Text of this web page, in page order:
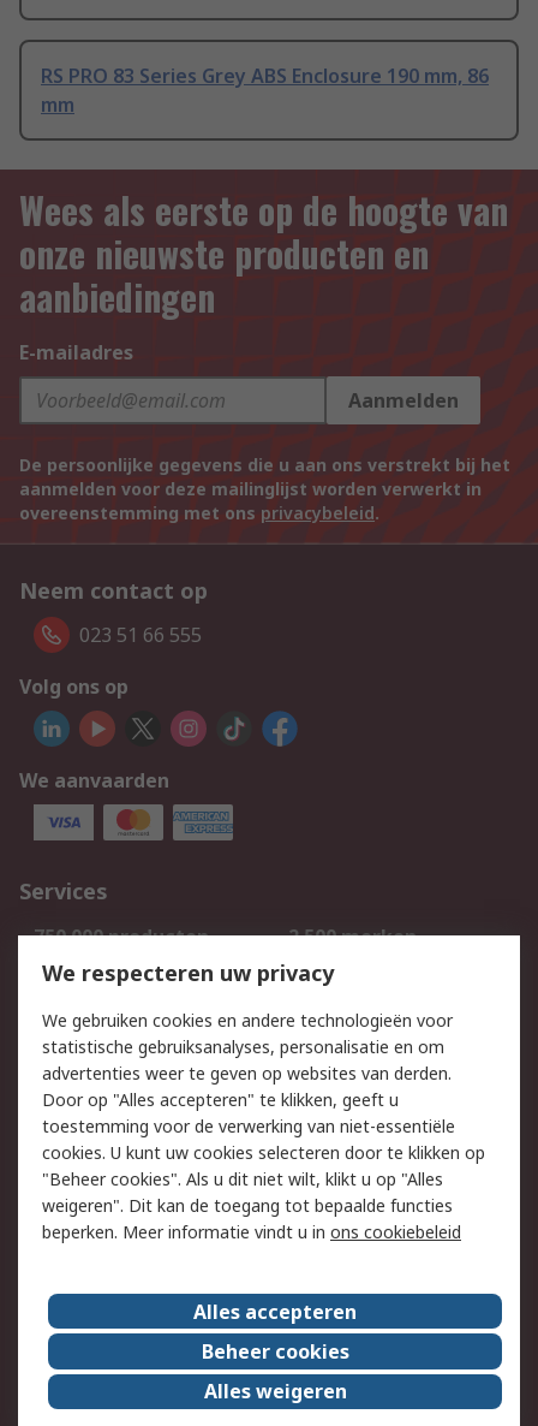
RS PRO 83 Series Grey ABS Enclosure 190 mm, 86
mm
Wees als eerste op de hoogte van
onze nieuwste producten en
aanbiedingen
E-mailadres
Aanmelden
De persoonlijke gegevens die u aan ons verstrekt bij het
aanmelden voor deze mailinglijst worden verwerkt in
overeenstemming met ons privacybeleid.
Neem contact op
023 51 66 555
Volg ons op
We aanvaarden
Services
750.000 producten
2.500 merken
Bestellen
Inkoopoplossingen
Track & Trace
Wettelijk
Cookiebeleid
Email veiligheid
Privacybeleid
Websitevoorwaarden
Algemene
verkoopvoorwaarden
Over RS
RS Group
Over ons
RS wereldwijd
Werken bij RS
ESG
We respecteren uw privacy
We gebruiken cookies en andere technologieën voor
statistische gebruiksanalyses, personalisatie en om
advertenties weer te geven op websites van derden.
Door op "Alles accepteren" te klikken, geeft u
toestemming voor de verwerking van niet-essentiële
cookies. U kunt uw cookies selecteren door te klikken op
"Beheer cookies". Als u dit niet wilt, klikt u op "Alles
weigeren". Dit kan de toegang tot bepaalde functies
beperken. Meer informatie vindt u in ons cookiebeleid
Alles accepteren
Beheer cookies
Alles weigeren